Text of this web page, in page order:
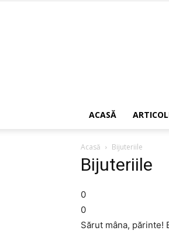
ACASĂ
Acasă Bijuteriile
Bijuteriile
0
0
Sărut mâna, părinte!